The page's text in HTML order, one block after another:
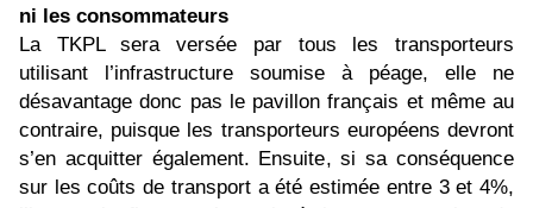
ni les consommateurs
La TKPL sera versée par tous les transporteurs
utilisant l’infrastructure soumise à péage, elle ne
désavantage donc pas le pavillon français et même au
contraire, puisque les transporteurs européens devront
s’en acquitter également. Ensuite, si sa conséquence
sur les coûts de transport a été estimée entre 3 et 4%,